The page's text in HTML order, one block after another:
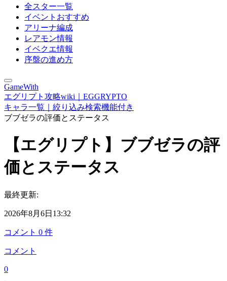
全スター一覧
イベントおすすめ
アリーナ編成
レアモン情報
イベクエ情報
序盤の進め方
GameWith
エグリプト攻略wiki｜EGGRYPTO
キャラ一覧｜絞り込み検索機能付き
ブブゼラの評価とステータス
【エグリプト】ブブゼラの評
価とステータス
最終更新:
2026年8月6日13:32
コメント 0 件
コメント
0